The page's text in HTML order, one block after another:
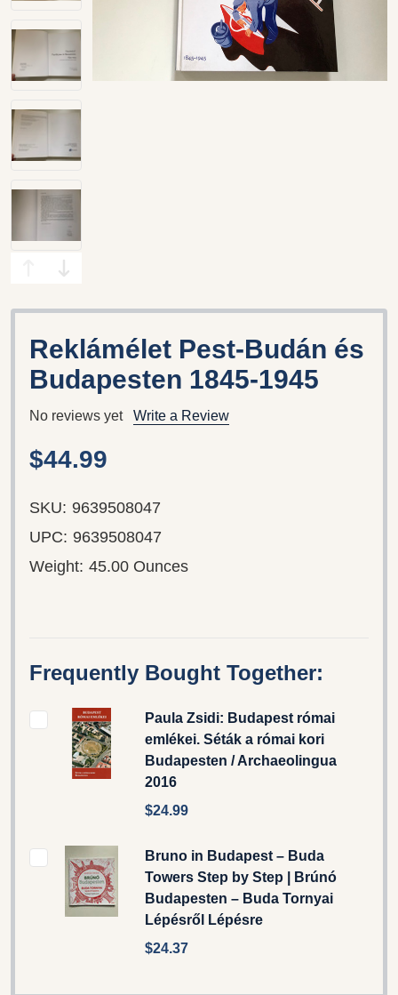
Reklámélet Pest-Budán és
Budapesten 1845-1945
No reviews yet Write a Review
$44.99
SKU: 9639508047
UPC: 9639508047
Weight: 45.00 Ounces
Frequently Bought Together:
Paula Zsidi: Budapest római
emlékei. Séták a római kori
Budapesten / Archaeolingua
2016
$24.99
Bruno in Budapest – Buda
Towers Step by Step | Brúnó
Budapesten – Buda Tornyai
Lépésről Lépésre
$24.37